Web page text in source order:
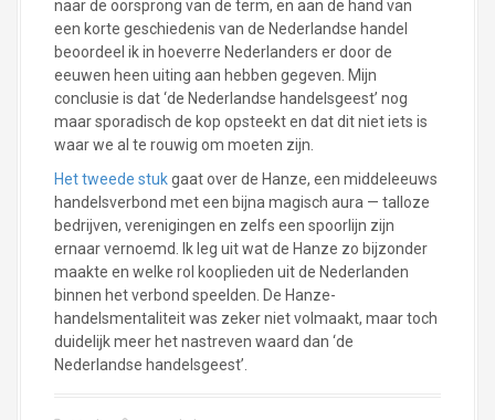
naar de oorsprong van de term, en aan de hand van
een korte geschiedenis van de Nederlandse handel
beoordeel ik in hoeverre Nederlanders er door de
eeuwen heen uiting aan hebben gegeven. Mijn
conclusie is dat ‘de Nederlandse handelsgeest’ nog
maar sporadisch de kop opsteekt en dat dit niet iets is
waar we al te rouwig om moeten zijn.
Het tweede stukgaat over de Hanze, een middeleeuws
handelsverbond met een bijna magisch aura — talloze
bedrijven, verenigingen en zelfs een spoorlijn zijn
ernaar vernoemd. Ik leg uit wat de Hanze zo bijzonder
maakte en welke rol kooplieden uit de Nederlanden
binnen het verbond speelden. De Hanze-
handelsmentaliteit was zeker niet volmaakt, maar toch
duidelijk meer het nastreven waard dan ‘de
Nederlandse handelsgeest’.